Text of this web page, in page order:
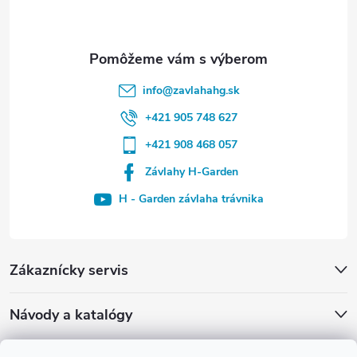
Zákaznícky servis
Návody a katalógy
info@zavlahahg.sk
+421 905 748 627
+421 908 468 057
Závlahy H-Garden
H - Garden závlaha trávnika